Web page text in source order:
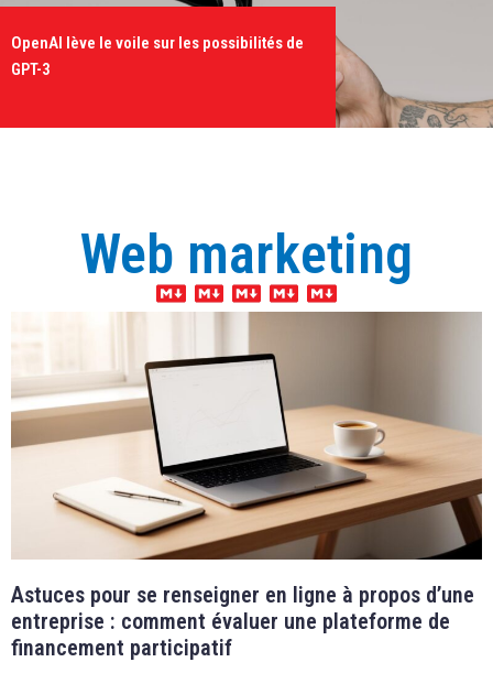
OpenAI lève le voile sur les possibilités de
GPT-3
Web marketing
Astuces pour se renseigner en ligne à propos d’une
entreprise : comment évaluer une plateforme de
financement participatif